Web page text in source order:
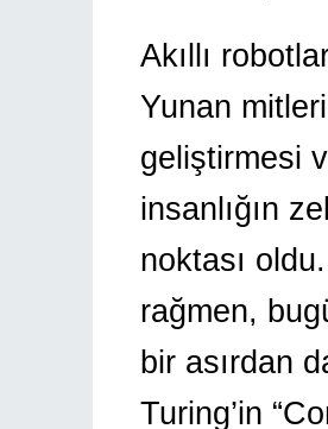
Akıllı
Yunan
geliştirmesi
insanlığın
noktası
rağmen,
bir asırdan
Turing’in